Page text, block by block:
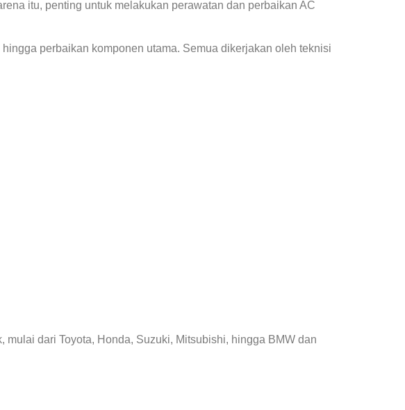
itu, penting untuk melakukan perawatan dan perbaikan AC
perbaikan komponen utama. Semua dikerjakan oleh teknisi
dari Toyota, Honda, Suzuki, Mitsubishi, hingga BMW dan